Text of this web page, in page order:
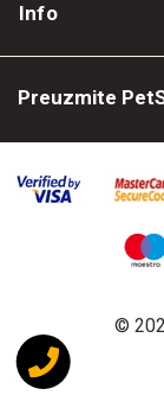
Info
Preuzmite
©